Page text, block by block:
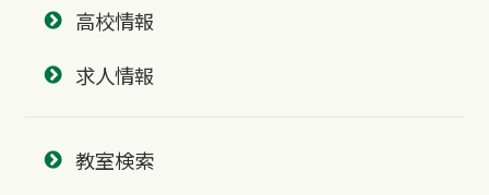
高校情報
求人情報
教室検索